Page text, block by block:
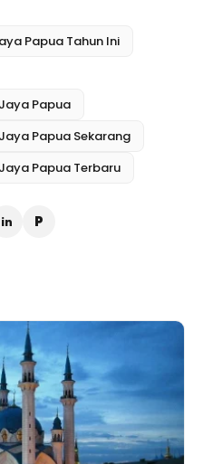
Papua Tahun Ini
Papua
Papua Sekarang
Papua Terbaru